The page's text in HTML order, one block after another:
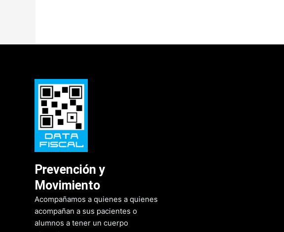
Prevención y
Movimiento
Acompañamos a quienes a quienes
acompañan a sus pacientes o
alumnos a tener un cuerpo